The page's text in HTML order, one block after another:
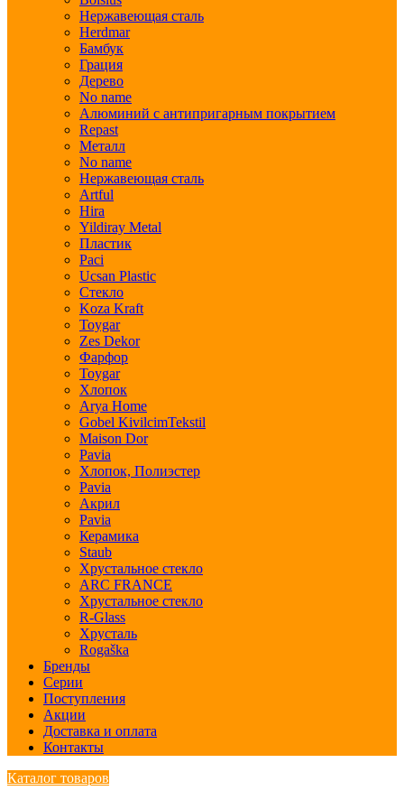
Нержавеющая сталь
Herdmar
Бамбук
Грация
Дерево
No name
Алюминий с антипригарным покрытием
Repast
Металл
No name
Нержавеющая сталь
Artful
Hira
Yildiray Metal
Пластик
Paci
Ucsan Plastic
Стекло
Koza Kraft
Toygar
Zes Dekor
Фарфор
Toygar
Хлопок
Arya Home
Gobel KivilcimTekstil
Maison Dor
Pavia
Хлопок, Полиэстер
Pavia
Акрил
Pavia
Керамика
Staub
Хрустальное стекло
ARC FRANCE
Хрустальное стекло
R-Glass
Хрусталь
Rogaška
Бренды
Серии
Поступления
Акции
Доставка и оплата
Контакты
Каталог товаров